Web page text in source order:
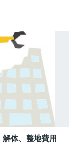
体、整地費用